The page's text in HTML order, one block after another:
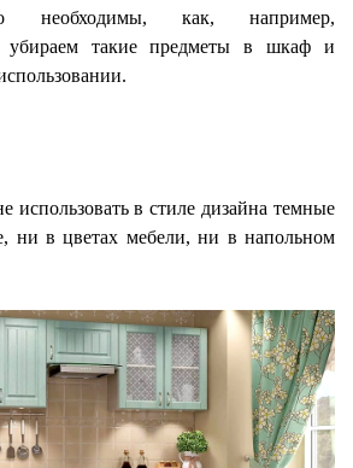
необходимы, как, например,
убираем такие предметы в шкаф и
использовать в стиле дизайна темные
ни в цветах мебели, ни в напольном